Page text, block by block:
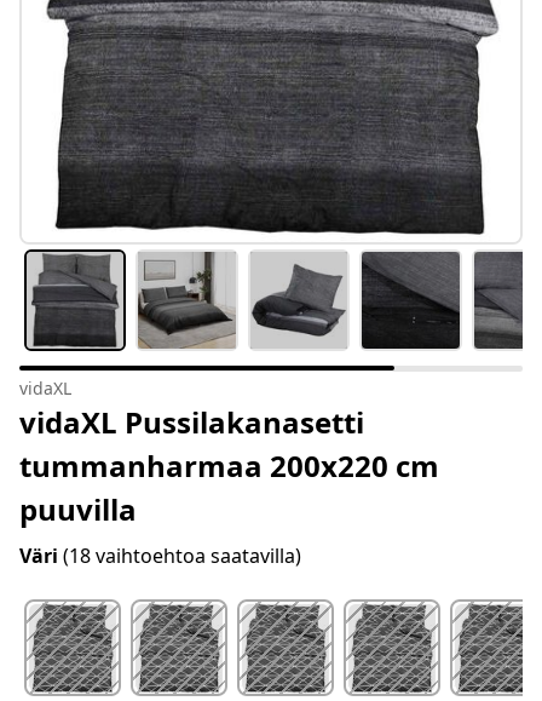
vidaXL
vidaXL Pussilakanasetti
tummanharmaa 200x220 cm
puuvilla
Väri (18 vaihtoehtoa saatavilla)